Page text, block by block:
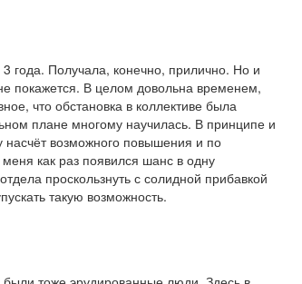
года. Получала, конечно, прилично. Но и
покажется. В целом довольна временем,
что обстановка в коллективе была
плане многому научилась. В принципе и
насчёт возможного повышения и по
как раз появился шанс в одну
проскользнуть с солидной прибавкой
такую возможность.